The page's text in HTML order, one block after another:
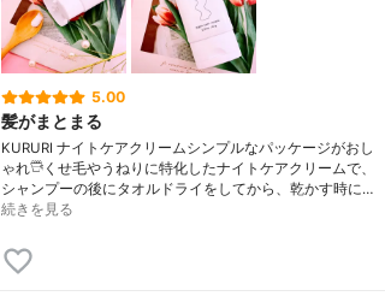
5.00
髪がまとまる
KURURI ナイトケアクリームシンプルなパッケージがおし
ゃれ𓇥くせ毛やうねりに特化したナイトケアクリームで、
シャンプーの後にタオルドライをしてから、乾かす時に…
続きを見る